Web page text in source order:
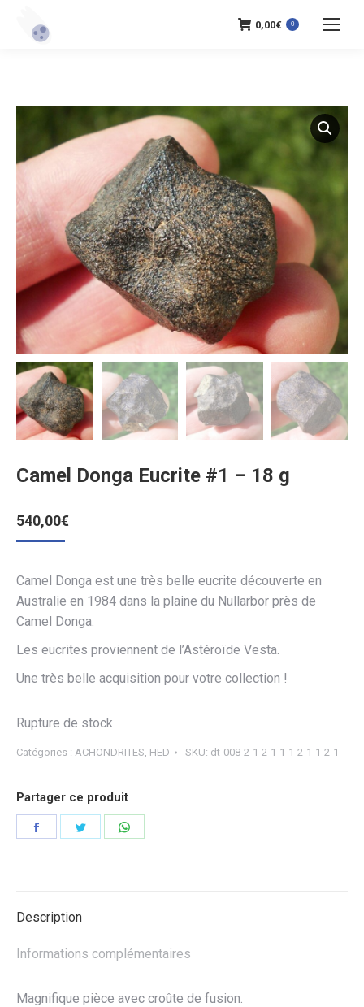
0,00€ 0
Camel Donga Eucrite #1 – 18 g
540,00€
Camel Donga est une très belle eucrite découverte en
Australie en 1984 dans la plaine du Nullarbor près de
Camel Donga.
Les eucrites proviennent de l’Astéroïde Vesta.
Une très belle acquisition pour votre collection !
Rupture de stock
Catégories : ACHONDRITES HED SKU: dt-008-2-1-2-1-1-1-2-1-1-2-1
Partager ce produit
Partager Partager
Description
Informations complémentaires
Magnifique pièce avec croûte de fusion.